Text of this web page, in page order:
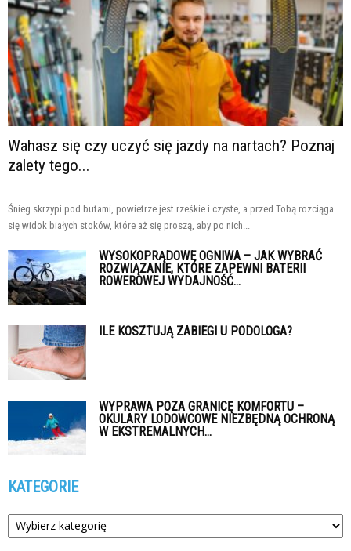
Wahasz się czy uczyć się jazdy na nartach? Poznaj
zalety tego...
Śnieg skrzypi pod butami, powietrze jest rześkie i czyste, a przed Tobą rozciąga
się widok białych stoków, które aż się proszą, aby po nich...
WYSOKOPRĄDOWE OGNIWA – JAK WYBRAĆ
ROZWIĄZANIE, KTÓRE ZAPEWNI BATERII
ROWEROWEJ WYDAJNOŚĆ...
ILE KOSZTUJĄ ZABIEGI U PODOLOGA?
WYPRAWA POZA GRANICĘ KOMFORTU –
OKULARY LODOWCOWE NIEZBĘDNĄ OCHRONĄ
W EKSTREMALNYCH...
KATEGORIE
Kategorie